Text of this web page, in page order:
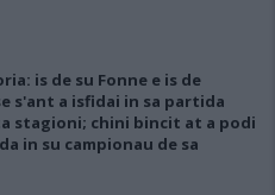
is de su Fonne e is de
s'ant a isfidai in sa partida
stagioni; chini bincit at a podi
in su campionau de sa